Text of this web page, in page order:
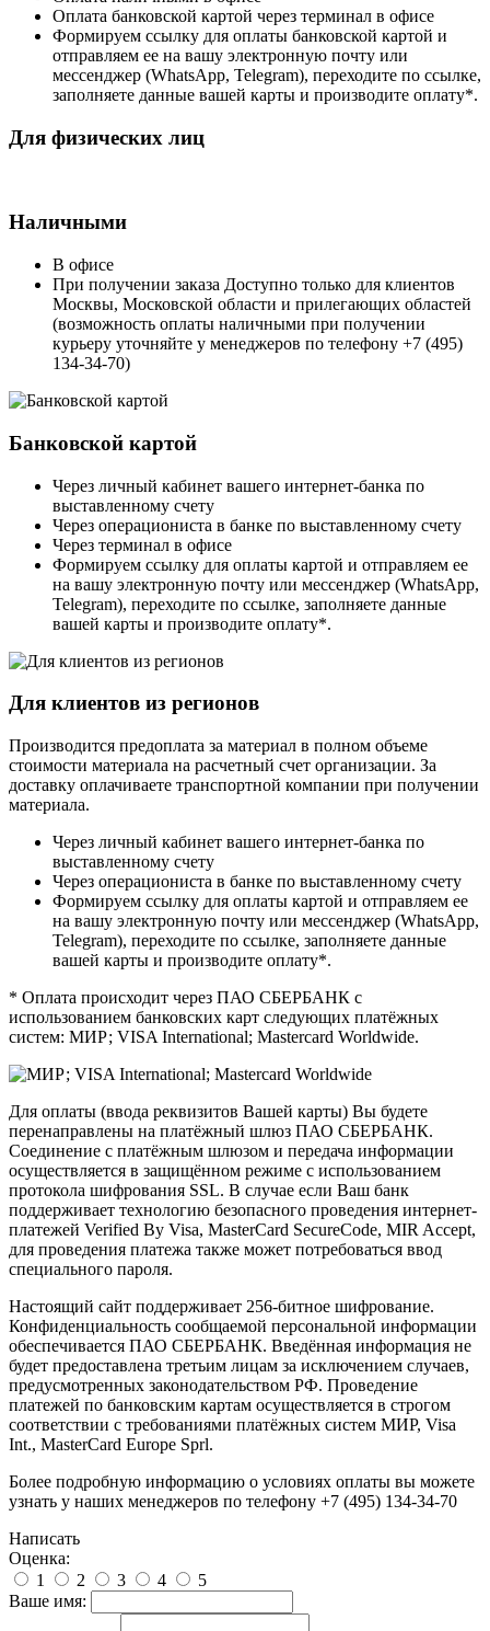
Оплата банковской картой через терминал в офисе
Формируем ссылку для оплаты банковской картой и
отправляем ее на вашу электронную почту или
мессенджер (WhatsApp, Telegram), переходите по ссылке,
заполняете данные вашей карты и производите оплату*.
Для физических лиц
Наличными
В офисе
При получении заказа Доступно только для клиентов
Москвы, Московской области и прилегающих областей
(возможность оплаты наличными при получении
курьеру уточняйте у менеджеров по телефону +7 (495)
134-34-70)
Банковской картой
Через личный кабинет вашего интернет-банка по
выставленному счету
Через операциониста в банке по выставленному счету
Через терминал в офисе
Формируем ссылку для оплаты картой и отправляем ее
на вашу электронную почту или мессенджер (WhatsApp,
Telegram), переходите по ссылке, заполняете данные
вашей карты и производите оплату*.
Для клиентов из регионов
Производится предоплата за материал в полном объеме
стоимости материала на расчетный счет организации. За
доставку оплачиваете транспортной компании при получении
материала.
Через личный кабинет вашего интернет-банка по
выставленному счету
Через операциониста в банке по выставленному счету
Формируем ссылку для оплаты картой и отправляем ее
на вашу электронную почту или мессенджер (WhatsApp,
Telegram), переходите по ссылке, заполняете данные
вашей карты и производите оплату*.
* Оплата происходит через ПАО СБЕРБАНК с
использованием банковских карт следующих платёжных
систем: МИР; VISA International; Mastercard Worldwide.
Для оплаты (ввода реквизитов Вашей карты) Вы будете
перенаправлены на платёжный шлюз ПАО СБЕРБАНК.
Соединение с платёжным шлюзом и передача информации
осуществляется в защищённом режиме с использованием
протокола шифрования SSL. В случае если Ваш банк
поддерживает технологию безопасного проведения интернет-
платежей Verified By Visa, MasterCard SecureCode, MIR Accept,
для проведения платежа также может потребоваться ввод
специального пароля.
Настоящий сайт поддерживает 256-битное шифрование.
Конфиденциальность сообщаемой персональной информации
обеспечивается ПАО СБЕРБАНК. Введённая информация не
будет предоставлена третьим лицам за исключением случаев,
предусмотренных законодательством РФ. Проведение
платежей по банковским картам осуществляется в строгом
соответствии с требованиями платёжных систем МИР, Visa
Int., MasterCard Europe Sprl.
Более подробную информацию о условиях оплаты вы можете
узнать у наших менеджеров по телефону +7 (495) 134-34-70
Написать
Оценка:
1
2 3 4
5
Ваше имя: